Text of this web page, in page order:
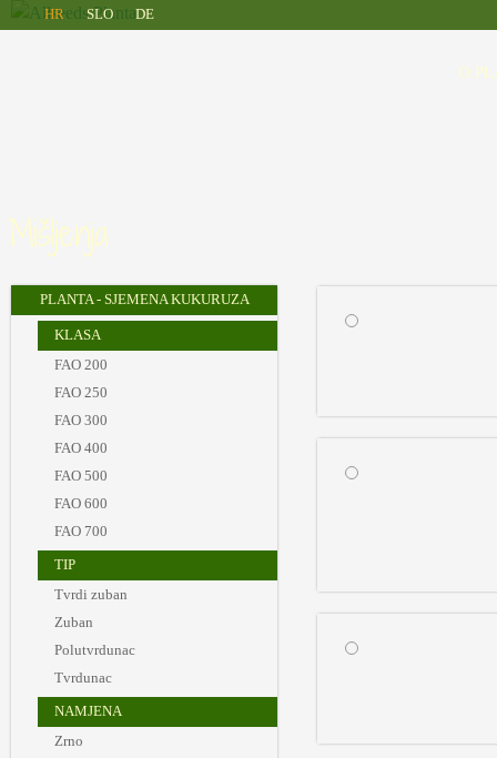
Skip to main content
HR SLO DE
Allseeds
O
Mišljenja
PLANTA - SJEMENA KUKURUZA
KLASA
FAO 200
FAO 250
FAO 300
FAO 400
FAO 500
FAO 600
FAO 700
TIP
Tvrdi zuban
Zuban
Polutvrdunac
Tvrdunac
NAMJENA
Zrno